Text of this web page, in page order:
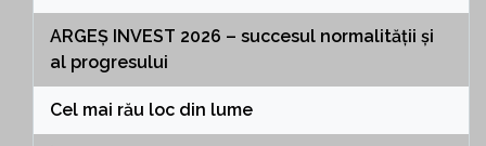
ARGEȘ INVEST 2026 – succesul normalității și
al progresului
Cel mai rău loc din lume